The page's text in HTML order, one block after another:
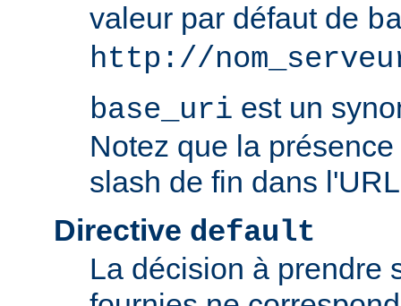
valeur par défaut de
http://
base_uri est un
Notez que la
slash de fin dans
Directive default
La décision à prendre